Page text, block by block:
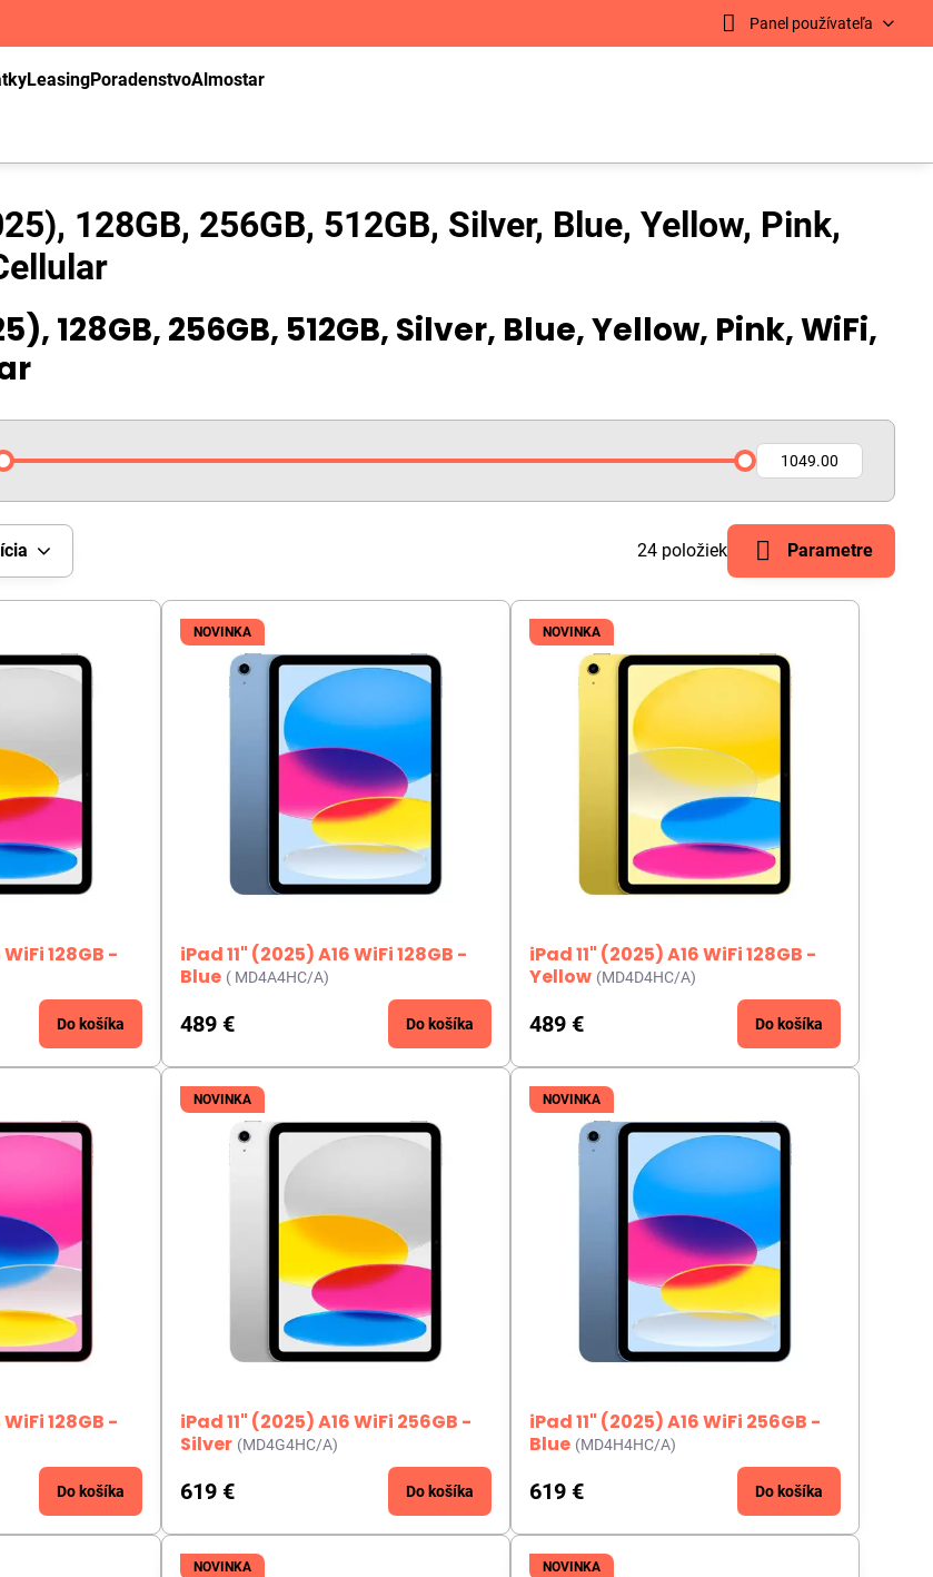
Panel používateľa
LeasingPoradenstvoAlmostar
128GB, 256GB, 512GB, Silver, Blue, Yellow, Pink,
128GB, 256GB, 512GB, Silver, Blue, Yellow, Pink, WiFi,
24 položiek Parametre
128GB -
Do košíka
NOVINKA
iPad 11" (2025) A16 WiFi 128GB -
Blue ( MD4A4HC/A)
489 € Do košíka
NOVINKA
iPad 11" (2025) A16 WiFi 128GB -
Yellow (MD4D4HC/A)
489 € Do košíka
128GB -
Do košíka
NOVINKA
iPad 11" (2025) A16 WiFi 256GB -
Silver (MD4G4HC/A)
619 € Do košíka
NOVINKA
iPad 11" (2025) A16 WiFi 256GB -
Blue (MD4H4HC/A)
619 € Do košíka
NOVINKA NOVINKA
Do: